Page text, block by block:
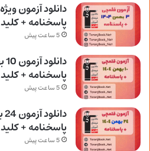
پاسخنامه + کلید
5 ساعت پیش
پاسخنامه + کلید
5 ساعت پیش
پاسخنامه + کلید
5 ساعت پیش